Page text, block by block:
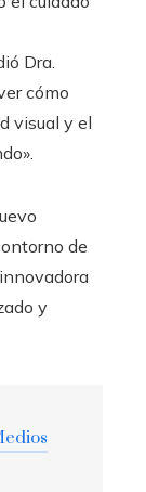
Dra.
cómo
visual y el
de
y